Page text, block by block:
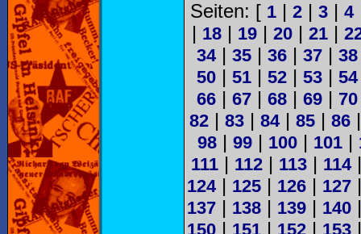
Seiten: [ 1| 2| 3| 4
| 18| 19| 20| 21|
34| 35 | 36 | 37 | 38
50 | 51 | 52 | 53 | 54
66 | 67 | 68 | 69 | 70
82 | 83 | 84| 85 | 86
98| 99| 100| 101|
111 | 112 | 113 | 114
124| 125 | 126 | 127
137 | 138 | 139 | 140
150 | 151 | 152 | 153